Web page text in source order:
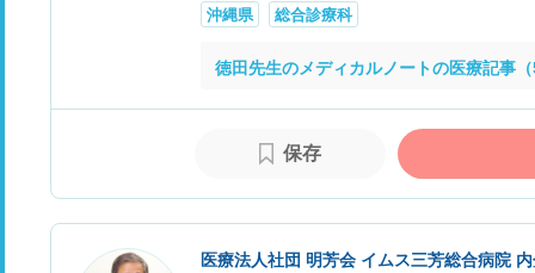
沖縄県 総合診療科
徳田先生のメディカルノートの医療記事
保存
医療法人社団 明芳会 イムス三芳総合病院